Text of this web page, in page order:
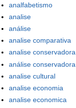
analfabetismo
analise
análise
analise comparativa
analise conservadora
análise conservadora
analise cultural
analise economia
analise economica